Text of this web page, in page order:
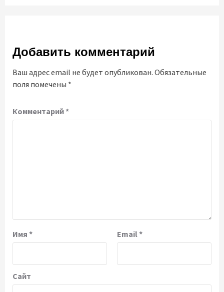
Добавить комментарий
Ваш адрес email не будет опубликован. Обязательные
поля помечены *
Комментарий*
Имя * Email*
Сайт